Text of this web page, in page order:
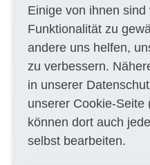
Durchführung des
Sanierungsversuches
Feldschätzungskarten
Lieferung eines ABEM
Geoelektrik-System
Durchführung einer
Beratung
Erstellen einer Regionalen
Einige von ihnen
Funktionalität zu
andere uns helfen,
zu verbessern.
in unserer
unserer Cookie-Seite
können dort auch
selbst bearbeiten.